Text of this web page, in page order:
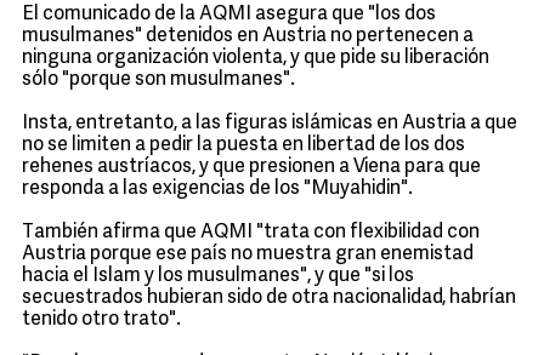
El comunicado de la AQMI asegura que "los dos
musulmanes" detenidos en Austria no pertenecen a
ninguna organización violenta, y que pide su liberación
sólo "porque son musulmanes".
Insta, entretanto, a las figuras islámicas en Austria a que
no se limiten a pedir la puesta en libertad de los dos
rehenes austríacos, y que presionen a Viena para que
responda a las exigencias de los "Muyahidin".
También afirma que AQMI "trata con flexibilidad con
Austria porque ese país no muestra gran enemistad
hacia el Islam y los musulmanes", y que "si los
secuestrados hubieran sido de otra nacionalidad, habrían
tenido otro trato".